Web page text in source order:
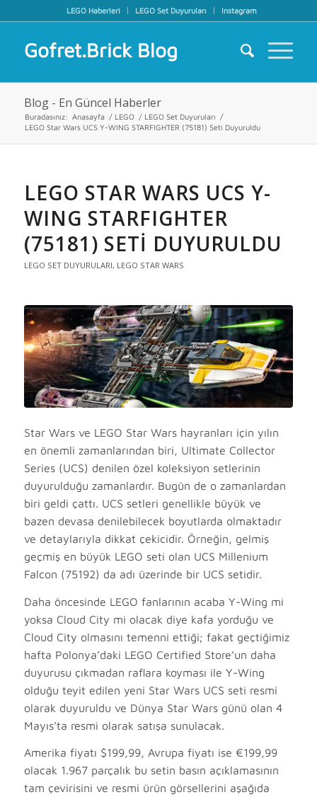
LEGO Haberleri LEGO Set Duyuruları Instagram
Gofret.Brick Blog
Blog - En Güncel Haberler
Buradasınız: Anasayfa / LEGO / LEGO Set Duyuruları
/
LEGO Star Wars UCS Y-WING STARFIGHTER (75181) Seti Duyuruldu
LEGO STAR WARS UCS Y-
WING STARFIGHTER
(75181) SETI DUYURULDU
LEGO SET DUYURULARI, LEGO STAR WARS
Star Wars ve LEGO Star Wars hayranları için yılın
en önemli zamanlarından biri, Ultimate Collector
Series (UCS) denilen özel koleksiyon setlerinin
duyurulduğu zamanlardır. Bugün de o zamanlardan
biri geldi çattı. UCS setleri genellikle büyük ve
bazen devasa denilebilecek boyutlarda olmaktadır
ve detaylarıyla dikkat çekicidir. Örneğin, gelmiş
geçmiş en büyük LEGO seti olan UCS Millenium
Falcon (75192) da adı üzerinde bir UCS setidir.
Daha öncesinde LEGO fanlarının acaba Y-Wing mi
yoksa Cloud City mi olacak diye kafa yorduğu ve
Cloud City olmasını temenni ettiği; fakat geçtiğimiz
hafta Polonya’daki LEGO Certified Store’un daha
duyurusu çıkmadan raflara koyması ile Y-Wing
olduğu teyit edilen yeni Star Wars UCS seti resmi
olarak duyuruldu ve Dünya Star Wars günü olan 4
Mayıs’ta resmi olarak satışa sunulacak.
Amerika fiyatı $199,99, Avrupa fiyatı ise €199,99
olacak 1.967 parçalık bu setin basın açıklamasının
tam çevirisini ve resmi ürün görsellerini aşağıda